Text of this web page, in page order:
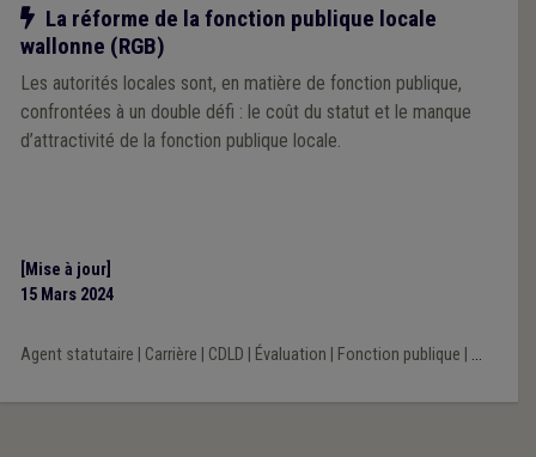
Notre action
La réforme de la fonction publique locale
wallonne (RGB)
Les autorités locales sont, en matière de fonction publique,
confrontées à un double défi : le coût du statut et le manque
d’attractivité de la fonction publique locale.
[Mise à jour]
15 Mars 2024
Agent statutaire Carrière CDLD Évaluation Fonction publique ...